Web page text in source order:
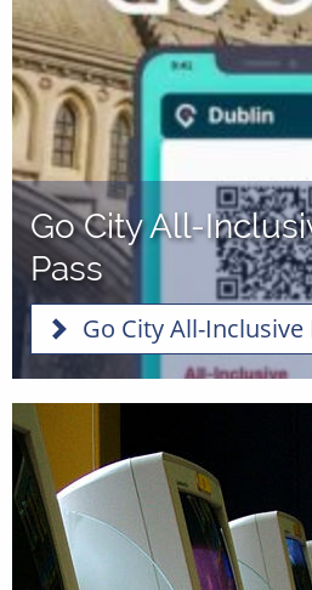
Go City All-
Pass
Go City All-Inclusive